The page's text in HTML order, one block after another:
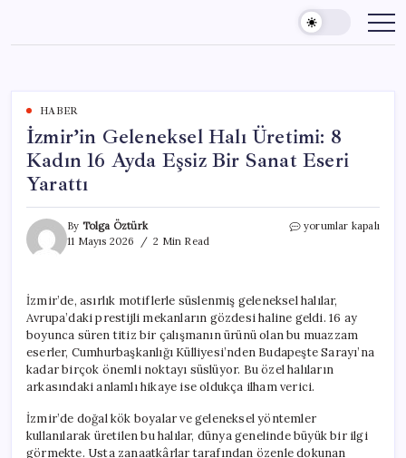
content
HABER
İzmir’in Geleneksel Halı Üretimi: 8
Kadın 16 Ayda Eşsiz Bir Sanat Eseri
Yarattı
By Tolga Öztürk
11 Mayıs 2026
2 Min Read
İzmir’in
Kadın
16
Ayda
Eşsiz
Bir
Eseri
için
yorumlar kapalı
İzmir’de, asırlık motiflerle süslenmiş geleneksel halılar,
Avrupa’daki prestijli mekanların gözdesi haline geldi. 16 ay
boyunca süren titiz bir çalışmanın ürünü olan bu muazzam
eserler, Cumhurbaşkanlığı Külliyesi’nden Budapeşte Sarayı’na
kadar birçok önemli noktayı süslüyor. Bu özel halıların
arkasındaki anlamlı hikaye ise oldukça ilham verici.
İzmir’de doğal kök boyalar ve geleneksel yöntemler
kullanılarak üretilen bu halılar, dünya genelinde büyük bir ilgi
görmekte. Usta zanaatkârlar tarafından özenle dokunan